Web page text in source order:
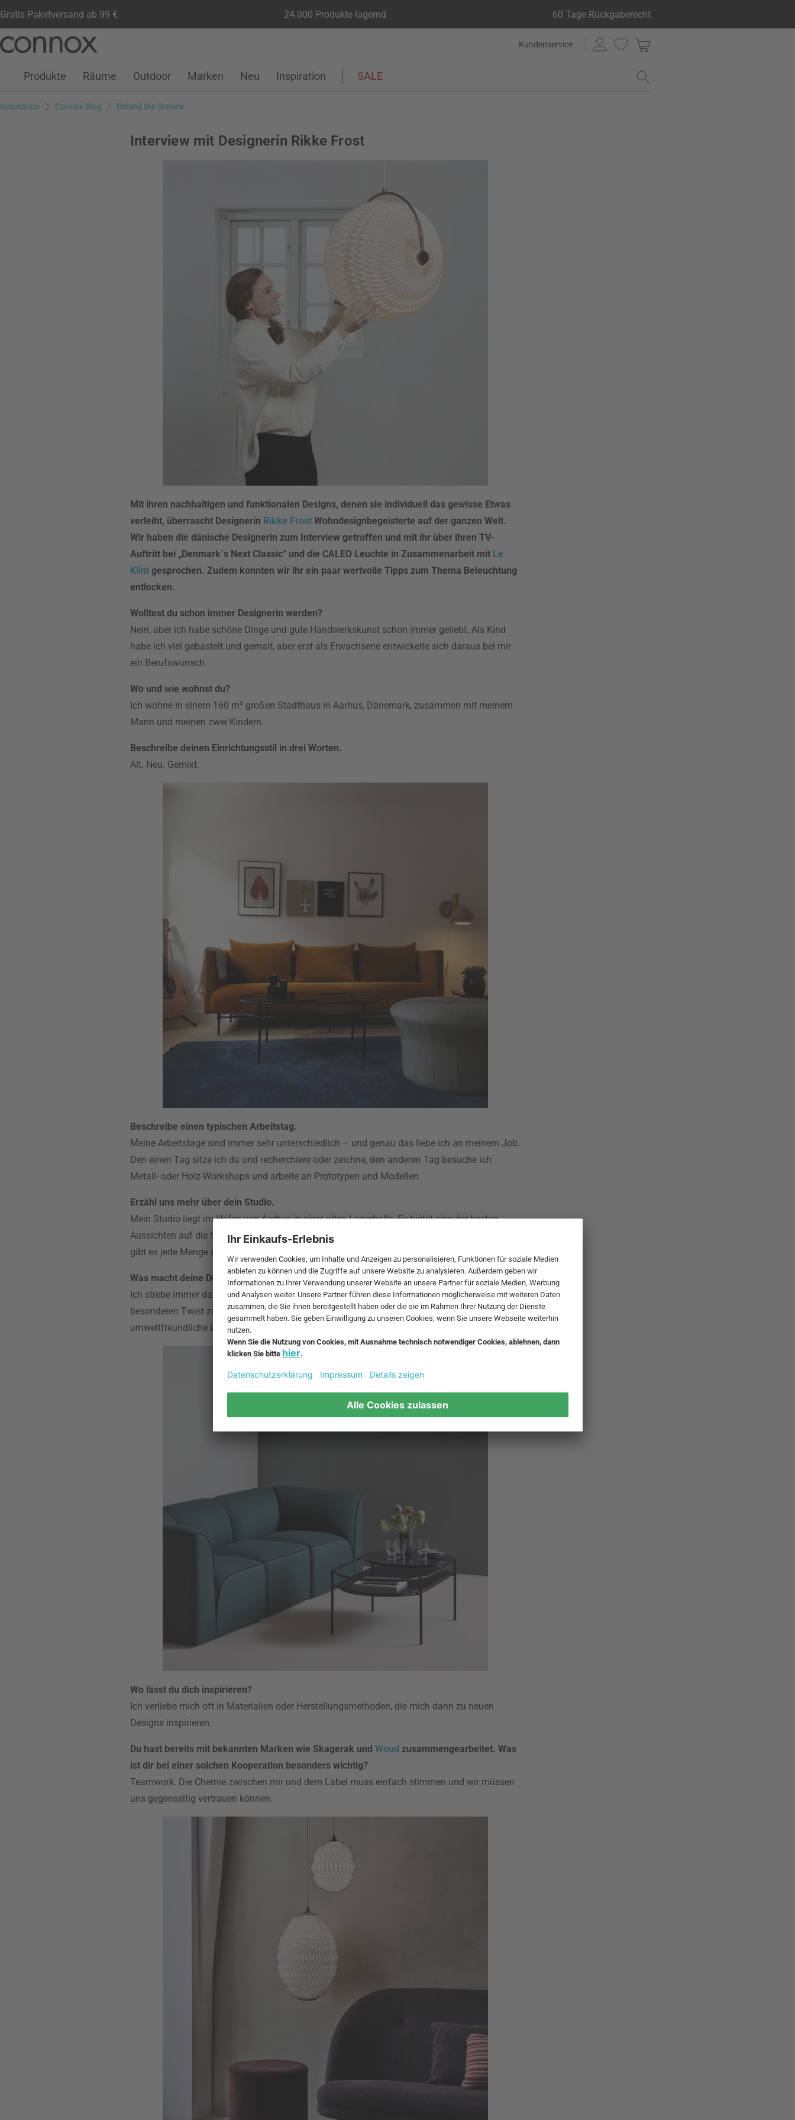
Gratis Paketversand ab 99 € 24.000 Produkte lagernd 60 Tage Rückgaberecht
Seiteninhalt
Suchfeld
Kundenservice
Kundenkonto
Wunschliste
Warenkorb
Produkte Räume Outdoor Marken Neu Inspiration SALE
Inspiration Connox Blog Behind the Scenes
Interview mit Designerin Rikke Frost
Mit ihren nachhaltigen und funktionalen Designs, denen sie individuell das gewisse Etwas
verleiht, überrascht Designerin Rikke Frost Wohndesignbegeisterte auf der ganzen Welt.
Wir haben die dänische Designerin zum Interview getroffen und mit ihr über ihren TV-
Auftritt bei „Denmark´s Next Classic“ und die CALEO Leuchte in Zusammenarbeit mit Le
Klint gesprochen. Zudem konnten wir ihr ein paar wertvolle Tipps zum Thema Beleuchtung
entlocken.
Wolltest du schon immer Designerin werden?
Nein, aber ich habe schöne Dinge und gute Handwerkskunst schon immer geliebt. Als Kind
habe ich viel gebastelt und gemalt, aber erst als Erwachsene entwickelte sich daraus bei mir
ein Berufswunsch.
Wo und wie wohnst du?
Ich wohne in einem 160 m² großen Stadthaus in Aarhus, Dänemark, zusammen mit meinem
Mann und meinen zwei Kindern.
Beschreibe deinen Einrichtungsstil in drei Worten.
Alt. Neu. Gemixt.
Beschreibe einen typischen Arbeitstag.
Meine Arbeitstage sind immer sehr unterschiedlich – und genau das liebe ich an meinem Job.
Den einen Tag sitze ich da und recherchiere oder zeichne, den anderen Tag besuche ich
Metall- oder Holz-Workshops und arbeite an Prototypen und Modellen.
Erzähl uns mehr über dein Studio.
Mein Studio liegt im Hafen von Aarhus in einer alten Lagerhalle. Es bietet eine der besten
Aussichten auf die Stadt und ich liebe es, von dort aus den Alltag zu beobachten. In der Ecke
gibt es jede Menge andere kreative Firmen. Mein Studio teile ich mir mit einem Architekten.
Was macht deine Designs so besonders?
Ich strebe immer danach, nachhaltige, funktionale und einfache Möbelstücke mit einem
besonderen Twist zu entwerfen. Gemeinsam mit meinen Kunden versuche ich immer
umweltfreundliche Lösungen zu entwickeln.
Wo lässt du dich inspirieren?
Ich verliebe mich oft in Materialien oder Herstellungsmethoden, die mich dann zu neuen
Designs inspirieren.
Du hast bereits mit bekannten Marken wie Skagerak und Woud zusammengearbeitet. Was
ist dir bei einer solchen Kooperation besonders wichtig?
Teamwork. Die Chemie zwischen mir und dem Label muss einfach stimmen und wir müssen
uns gegenseitig vertrauen können.